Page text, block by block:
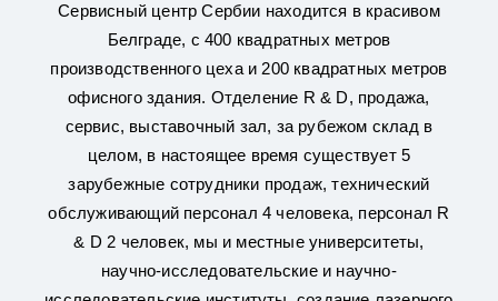
Сервисный центр Сербии находится в красивом
Белграде, с 400 квадратных метров
производственного цеха и 200 квадратных метров
офисного здания. Отделение R & D, продажа,
сервис, выставочный зал, за рубежом склад в
целом, в настоящее время существует 5
зарубежные сотрудники продаж, технический
обслуживающий персонал 4 человека, персонал R
& D 2 человек, мы и местные университеты,
научно-исследовательские и научно-